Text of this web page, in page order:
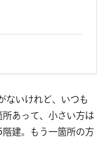
ないけれど、いつも
あって、小さい方は
階建。もう一箇所の方